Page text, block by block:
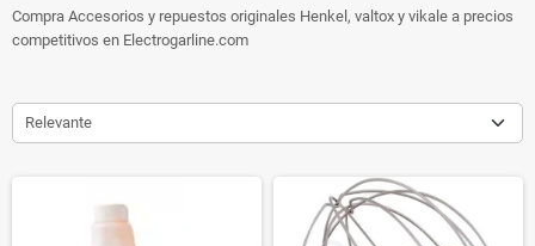
Compra Accesorios y repuestos originales Henkel, valtox y vikale a precios
competitivos en Electrogarline.com
Relevante